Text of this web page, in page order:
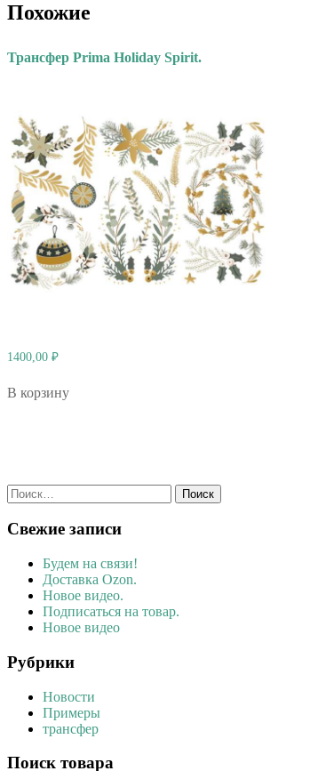
Похожие
Трансфер Prima Holiday Spirit.
1400,00 ₽
В корзину
Найти:
Свежие записи
Будем на связи!
Доставка Ozon.
Новое видео.
Подписаться на товар.
Новое видео
Рубрики
Новости
Примеры
трансфер
Поиск товара